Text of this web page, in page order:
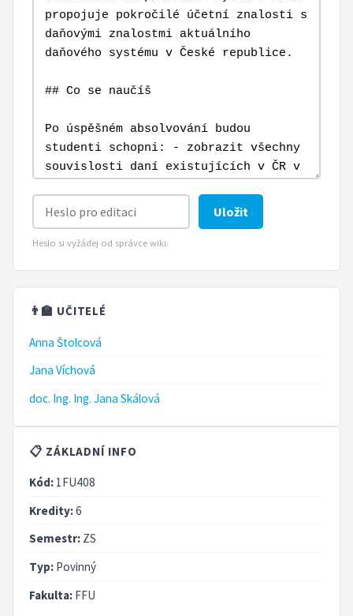
Uložit
Heslo si vyžádej od správce wiki.
👨‍🏫 UČITELÉ
Anna Štolcová
Jana Víchová
doc. Ing. Ing. Jana Skálová
📋 ZÁKLADNÍ INFO
Kód: 1FU408
Kredity:6
Semestr: ZS
Typ: Povinný
Fakulta: FFU